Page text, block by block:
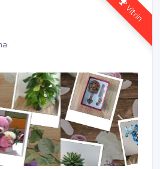
Vitrin